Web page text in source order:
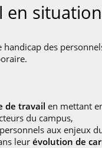
en
handicap des
de travail en mettant
du campus,
aux enjeux
leur évolution de